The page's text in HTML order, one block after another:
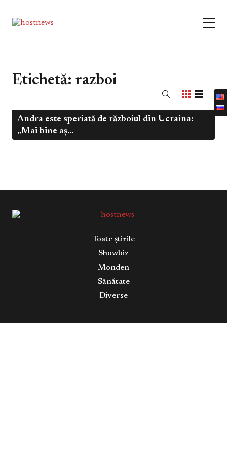
Etichetă: razboi
Fără categorie
Andra este speriată de războiul din Ucraina:
„Mai bine aș...
Toate știrile
Showbiz
Monden
Sănătate
Diverse